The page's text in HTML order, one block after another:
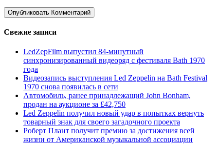
Свежие записи
LedZepFilm выпустил 84-минутный
синхронизированный видеоряд с фестиваля Bath 1970
года
Видеозапись выступления Led Zeppelin на Bath Festival
1970 снова появилась в сети
Автомобиль, ранее принадлежащий John Bonham,
продан на аукционе за £42,750
Led Zeppelin получил новый удар в попытках вернуть
товарный знак для своего загадочного проекта
Роберт Плант получит премию за достижения всей
жизни от Американской музыкальной ассоциации